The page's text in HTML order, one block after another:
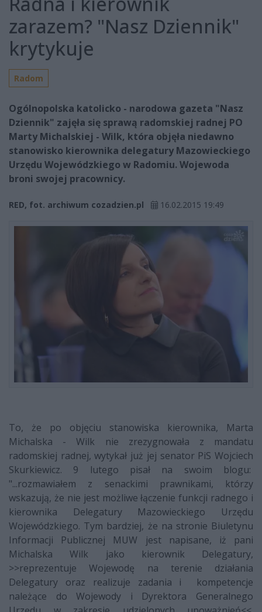
zarazem? "Nasz Dziennik"
krytykuje
Radom
Ogólnopolska katolicko - narodowa gazeta "Nasz
Dziennik" zajęła się sprawą radomskiej radnej PO
Marty Michalskiej - Wilk, która objęła niedawno
stanowisko kierownika delegatury Mazowieckiego
Urzędu Wojewódzkiego w Radomiu. Wojewoda
broni swojej pracownicy.
RED, fot. archiwum cozadzien.pl 16.02.2015 19:49
To, że po objęciu stanowiska kierownika, Marta
Michalska - Wilk nie zrezygnowała z mandatu
radomskiej radnej, wytykał już jej senator PiS Wojciech
Skurkiewicz. 9 lutego pisał na swoim blogu:
"...rozmawiałem z senackimi prawnikami, którzy
wskazują, że nie jest możliwe łączenie funkcji radnego i
kierownika Delegatury Mazowieckiego Urzędu
Wojewódzkiego. Tym bardziej, że na stronie Biuletynu
Informacji Publicznej MUW jest napisane, iż pani
Michalska Wilk jako kierownik Delegatury,
>>reprezentuje Wojewodę na terenie działania
Delegatury oraz realizuje zadania i kompetencje
należące do Wojewody i Dyrektora Generalnego